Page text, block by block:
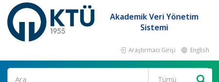
Akademik Veri Yönetim
Sistemi
Araştırmacı Girişi English
Ara